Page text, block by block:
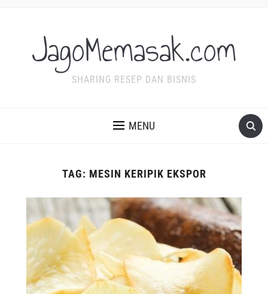
JagoMemasak.com
SHARING RESEP DAN BISNIS
MENU
TAG: MESIN KERIPIK EKSPOR